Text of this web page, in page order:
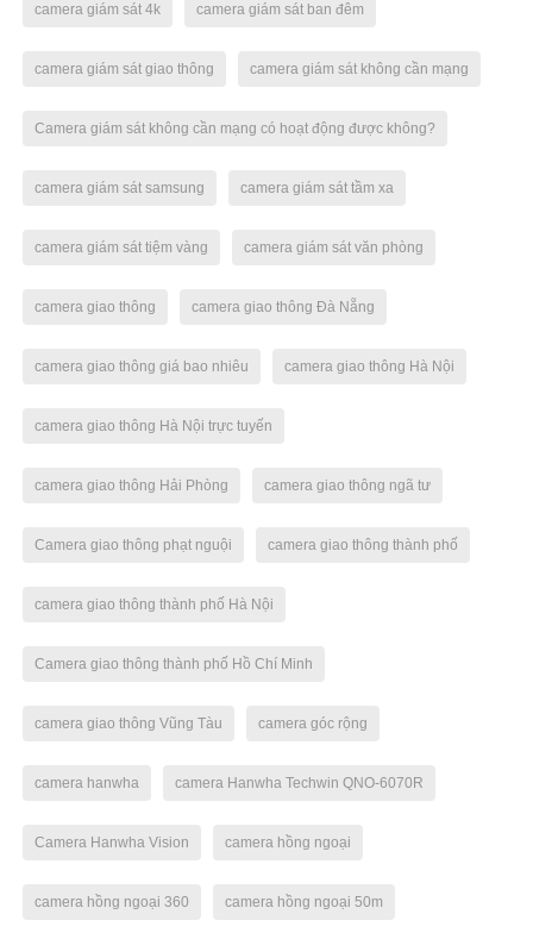
camera giám sát 4k camera giám sát ban đêm
camera giám sát giao thông camera giám sát không cần mạng
Camera giám sát không cần mạng có hoạt động được không?
camera giám sát samsung camera giám sát tầm xa
camera giám sát tiệm vàng camera giám sát văn phòng
camera giao thông camera giao thông Đà Nẵng
camera giao thông giá bao nhiêu camera giao thông Hà Nội
camera giao thông Hà Nội trực tuyến
camera giao thông Hải Phòng camera giao thông ngã tư
Camera giao thông phạt nguội camera giao thông thành phố
camera giao thông thành phố Hà Nội
Camera giao thông thành phố Hồ Chí Minh
camera giao thông Vũng Tàu camera góc rộng
camera hanwha camera Hanwha Techwin QNO-6070R
Camera Hanwha Vision camera hồng ngoại
camera hồng ngoại 360 camera hồng ngoại 50m